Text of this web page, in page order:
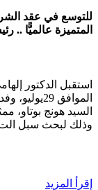
للتوسع في عقد
المتميزة عالميًّا ..
استقبل الدكتور
الموافق
السيد هونج بوتاو،
وذلك لبحث سبل
إقرأ المزيد